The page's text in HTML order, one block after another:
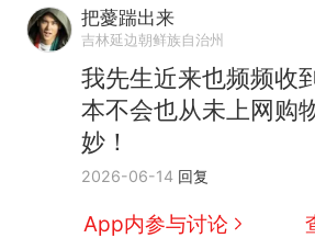
把薆踹出来
吉林延边朝鲜族自治州
我先生近来也频频收
本不会也从未上网购
妙！
2026-06-14 回复
App内参与讨论
热 那个在床头
因老师一句“跟
号，仅凭视频评
协会回应
笔试第一被第二